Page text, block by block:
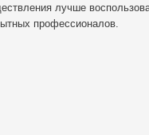
лучше
профессионалов.